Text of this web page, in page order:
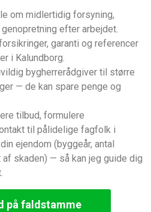
om midlertidig forsyning,
efter arbejdet.
garanti og referencer
i Kalundborg.
bygherrerådgiver til større
— de kan spare penge og
tilbud, formulere
til pålidelige fagfolk i
ejendom (byggeår, antal
skaden) — så kan jeg guide dig
på faldstamme